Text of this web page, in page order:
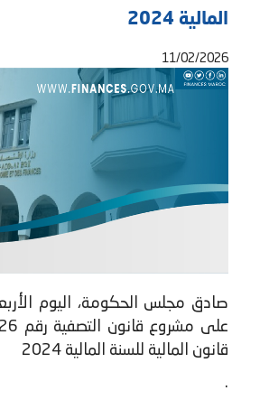
المالية 2024
11/02/2026
قانون المالية للسنة المالية 2024
.